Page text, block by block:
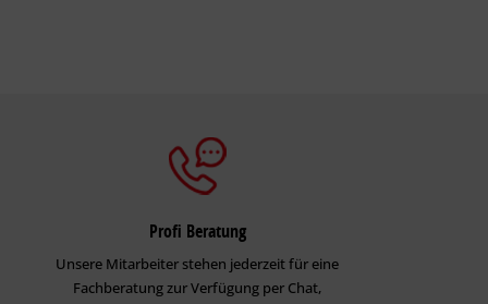
Profi Beratung
Unsere Mitarbeiter stehen jederzeit für eine
Fachberatung zur Verfügung per Chat,